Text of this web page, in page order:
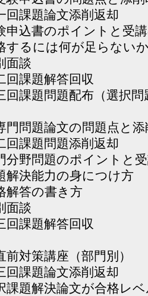
課題論文添削返却
込書のポイントと受
するには何が足らない
面談
課題解答回収
課題問題配布（選択問
問題論文の問題点と
課題問題添削返却
野問題のポイントと
決能力の身につけ方
解答の書き方
面談
課題解答回収
対策講座（部門別）
課題論文添削返却
題解決論文が合格レ